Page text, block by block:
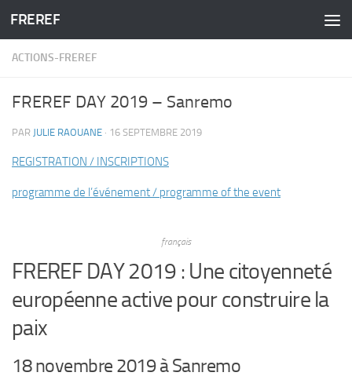
Skip to content
FREREF
ACTIONS-FREREF
FREREF DAY 2019 – Sanremo
PAR JULIE RAOUANE · 16 SEPTEMBRE 2019
REGISTRATION / INSCRIPTIONS
programme de l’événement / programme of the event
français
FREREF DAY 2019 : Une citoyenneté
européenne active pour construire la
paix
18 novembre 2019 à Sanremo